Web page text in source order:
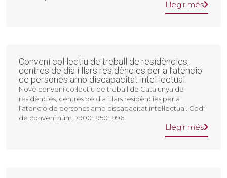
Llegir més
Conveni col·lectiu de treball de residències,
centres de dia i llars residències per a l’atenció
de persones amb discapacitat intel·lectual
Novè conveni col·lectiu de treball de Catalunya de
residències, centres de dia i llars residències per a
l’atenció de persones amb discapacitat intel·lectual. Codi
de conveni núm. 79001195011996.
Llegir més